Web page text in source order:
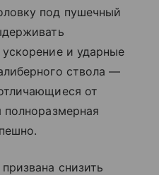
под пушечный
и ударные
ствола —
от
полноразмерная
снизить